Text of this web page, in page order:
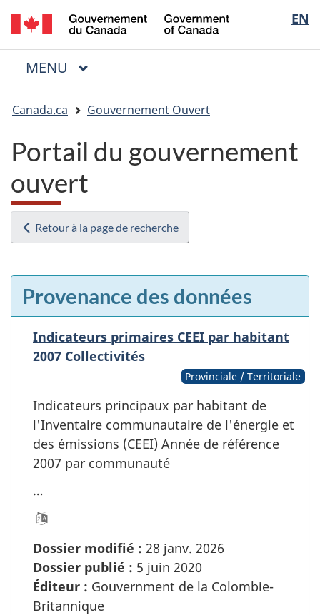
Passer
au
contenu
Passer
à
« Au
Passer
à
la
EN
of
Menu
MENU PRINCIPAL
êtes
ici
Canada.ca Gouvernement Ouvert
Portail du gouvernement
ouvert
Retour à la page de recherche
Provenance des données
Indicateurs primaires CEEI par habitant
2007 Collectivités
Provinciale / Territoriale
Indicateurs principaux par habitant de
l'Inventaire communautaire de l'énergie et
des émissions (CEEI) Année de référence
2007 par communauté
…
Dossier modifié : 28 janv. 2026
Dossier publié : 5 juin 2020
Éditeur : Gouvernment de la Colombie-
Britannique